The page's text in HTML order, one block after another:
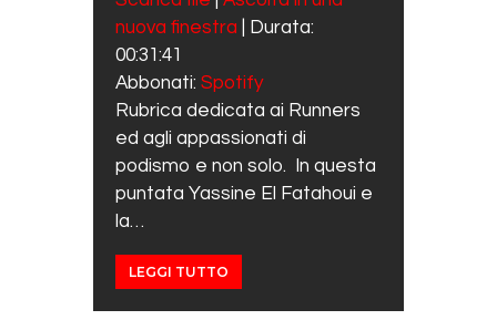
SUBSCRIBE SHARE
Spotify
RSS FEED
SHARE
LINK
EMBED
nuova finestra
Durata:
00:31:41
Abbonati: Spotify
Rubrica dedicata ai Runners
ed agli appassionati di
podismo e non solo. In questa
puntata Yassine El Fatahoui e
la…
LEGGI TUTTO